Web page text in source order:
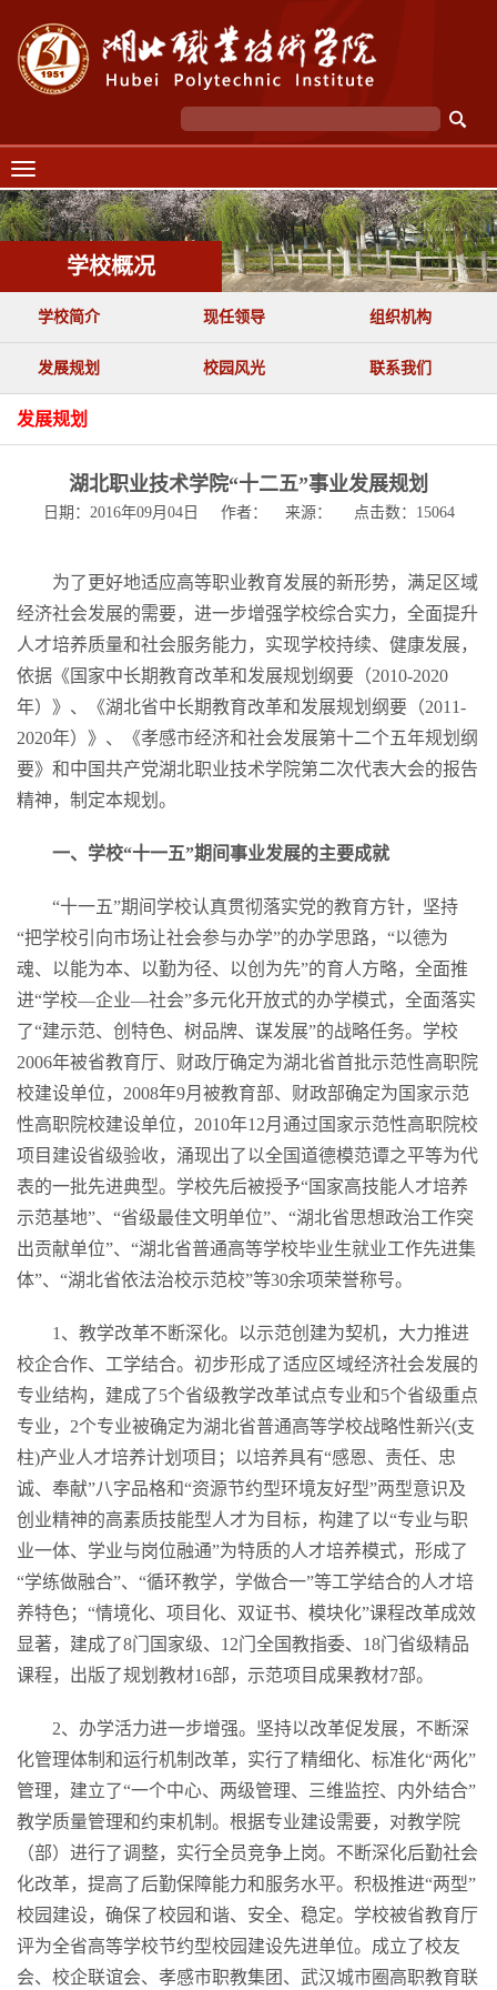
学校概况
学校简介 现任领导 组织机构
发展规划 校园风光 联系我们
发展规划
湖北职业技术学院“十二五”事业发展规划
日期：2016年09月04日 作者： 来源： 点击数： 15064
为了更好地适应高等职业教育发展的新形势，满足区域
经济社会发展的需要，进一步增强学校综合实力，全面提升
人才培养质量和社会服务能力，实现学校持续、健康发展，
依据《国家中长期教育改革和发展规划纲要（2010-2020
年）》、《湖北省中长期教育改革和发展规划纲要（2011-
2020年）》、《孝感市经济和社会发展第十二个五年规划纲
要》和中国共产党湖北职业技术学院第二次代表大会的报告
精神，制定本规划。
一、学校“十一五”期间事业发展的主要成就
“十一五”期间学校认真贯彻落实党的教育方针，坚持
“把学校引向市场让社会参与办学”的办学思路，“以德为
魂、以能为本、以勤为径、以创为先”的育人方略，全面推
进“学校—企业—社会”多元化开放式的办学模式，全面落实
了“建示范、创特色、树品牌、谋发展”的战略任务。学校
2006年被省教育厅、财政厅确定为湖北省首批示范性高职院
校建设单位，2008年9月被教育部、财政部确定为国家示范
性高职院校建设单位，2010年12月通过国家示范性高职院校
项目建设省级验收，涌现出了以全国道德模范谭之平等为代
表的一批先进典型。学校先后被授予“国家高技能人才培养
示范基地”、“省级最佳文明单位”、“湖北省思想政治工作突
出贡献单位”、“湖北省普通高等学校毕业生就业工作先进集
体”、“湖北省依法治校示范校”等30余项荣誉称号。
1、教学改革不断深化。以示范创建为契机，大力推进
校企合作、工学结合。初步形成了适应区域经济社会发展的
专业结构，建成了5个省级教学改革试点专业和5个省级重点
专业，2个专业被确定为湖北省普通高等学校战略性新兴(支
柱)产业人才培养计划项目；以培养具有“感恩、责任、忠
诚、奉献”八字品格和“资源节约型环境友好型”两型意识及
创业精神的高素质技能型人才为目标，构建了以“专业与职
业一体、学业与岗位融通”为特质的人才培养模式，形成了
“学练做融合”、“循环教学，学做合一”等工学结合的人才培
养特色；“情境化、项目化、双证书、模块化”课程改革成效
显著，建成了8门国家级、12门全国教指委、18门省级精品
课程，出版了规划教材16部，示范项目成果教材7部。
2、办学活力进一步增强。坚持以改革促发展，不断深
化管理体制和运行机制改革，实行了精细化、标准化“两化”
管理，建立了“一个中心、两级管理、三维监控、内外结合”
教学质量管理和约束机制。根据专业建设需要，对教学院
（部）进行了调整，实行全员竞争上岗。不断深化后勤社会
化改革，提高了后勤保障能力和服务水平。积极推进“两型”
校园建设，确保了校园和谐、安全、稳定。学校被省教育厅
评为全省高等学校节约型校园建设先进单位。成立了校友
会、校企联谊会、孝感市职教集团、武汉城市圈高职教育联